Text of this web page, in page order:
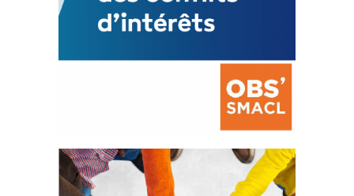
La prévention des conflits
d’intérêts
18 septembre 2023